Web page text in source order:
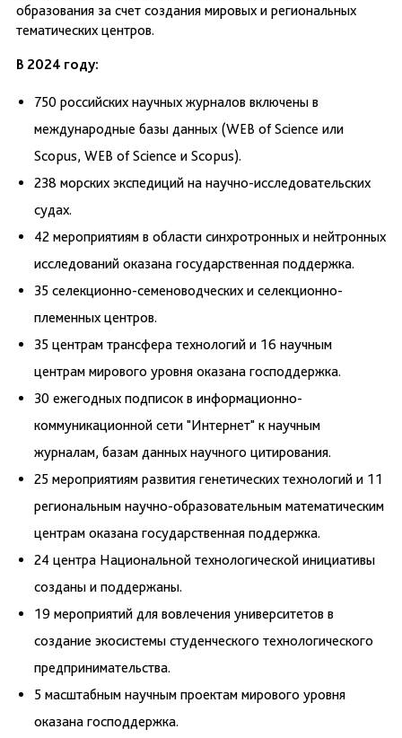
образования за счет создания мировых и региональных
тематических центров.
В 2024 году:
750 российских научных журналов включены в
международные базы данных (WEB of Science или
Scopus, WEB of Science и Scopus).
238 морских экспедиций на научно-исследовательских
судах.
42 мероприятиям в области синхротронных и нейтронных
исследований оказана государственная поддержка.
35 селекционно-семеноводческих и селекционно-
племенных центров.
35 центрам трансфера технологий и 16 научным
центрам мирового уровня оказана господдержка.
30 ежегодных подписок в информационно-
коммуникационной сети "Интернет" к научным
журналам, базам данных научного цитирования.
25 мероприятиям развития генетических технологий и 11
региональным научно-образовательным математическим
центрам оказана государственная поддержка.
24 центра Национальной технологической инициативы
созданы и поддержаны.
19 мероприятий для вовлечения университетов в
создание экосистемы студенческого технологического
предпринимательства.
5 масштабным научным проектам мирового уровня
оказана господдержка.